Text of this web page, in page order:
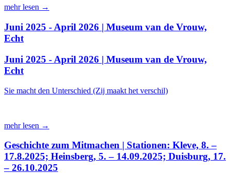
mehr lesen →
Juni 2025 - April 2026 | Museum van de Vrouw,
Echt
Juni 2025 - April 2026 | Museum van de Vrouw,
Echt
Sie macht den Unterschied (Zij maakt het verschil)
mehr lesen →
Geschichte zum Mitmachen | Stationen: Kleve, 8. –
17.8.2025; Heinsberg, 5. – 14.09.2025; Duisburg, 17.
– 26.10.2025